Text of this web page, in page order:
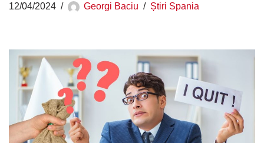
12/04/2024 Georgi Baciu Știri Spania